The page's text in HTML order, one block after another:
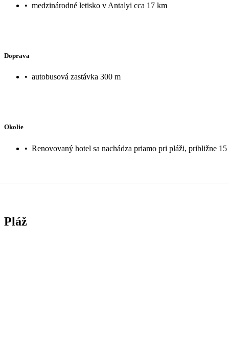
• medzinárodné letisko v Antalyi cca 17 km
Doprava
• autobusová zastávka 300 m
Okolie
• Renovovaný hotel sa nachádza priamo pri pláži, približne
Pláž